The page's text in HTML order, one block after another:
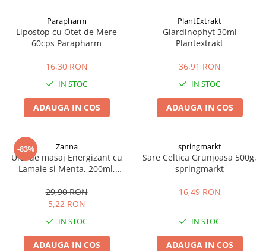
Sanatatea ochilor
Hepato-biliare
Glanda tiroida
Probleme renale
Prostata, urologie
Sistemul osos
Produse naturiste
Antiinflamator
Antioxidanti
Antitumorale
Articulatii sanatoase
Indulcitori
Miere
Bomboane
Gume de mestecat
Siropuri, gemuri
Ciocolata
Miere Manuka
Mancare sanatoasa
Leguminoase
Paine, faina si mixuri
Uleiuri alimentare
Geluri de dus naturale
Vopsele
Produse de uz casnic
Produse pentru bucatarie
Produse igienizare
Deodorante
Igiena orala
Protectie antivirala
Sare de baie
Detergenti Bio
Parapharm
Lipostop cu Otet de Mere
60cps Parapharm
16,30 RON
IN STOC
ADAUGA IN COS
PlantExtrakt
Giardinophyt 30ml
Plantextrakt
36,91 RON
IN STOC
ADAUGA IN COS
-83% Zanna
Ulei de masaj Energizant cu
Lamaie si Menta, 200ml,
29,90 RON
5,22 RON
IN STOC
ADAUGA IN COS
springmarkt
Sare Celtica Grunjoasa 500g,
springmarkt
16,49 RON
IN STOC
ADAUGA IN COS